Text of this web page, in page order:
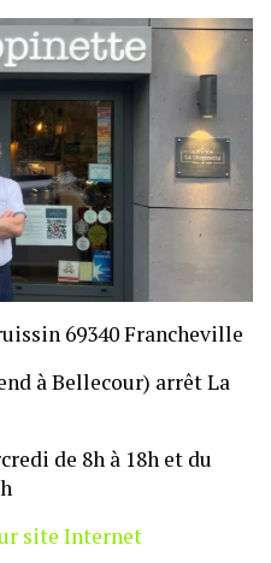
69340 Francheville
à Bellecour) arrêt La
de 8h à 18h et du
site Internet